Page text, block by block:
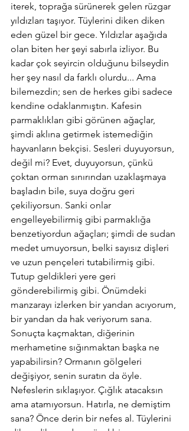
iterek, toprağa sürünerek gelen rüzgar
yıldızları taşıyor. Tüylerini diken diken
eden güzel bir gece. Yıldızlar aşağıda
olan biten her şeyi sabırla izliyor. Bu
kadar çok seyircin olduğunu bilseydin
her şey nasıl da farklı olurdu... Ama
bilemezdin; sen de herkes gibi sadece
kendine odaklanmıştın. Kafesin
parmaklıkları gibi görünen ağaçlar,
şimdi aklına getirmek istemediğin
hayvanların bekçisi. Sesleri duyuyorsun,
değil mi? Evet, duyuyorsun, çünkü
çoktan orman sınırından uzaklaşmaya
başladın bile, suya doğru geri
çekiliyorsun. Sanki onlar
engelleyebilirmiş gibi parmaklığa
benzetiyordun ağaçları; şimdi de sudan
medet umuyorsun, belki sayısız dişleri
ve uzun pençeleri tutabilirmiş gibi.
Tutup geldikleri yere geri
gönderebilirmiş gibi. Önümdeki
manzarayı izlerken bir yandan acıyorum,
bir yandan da hak veriyorum sana.
Sonuçta kaçmaktan, diğerinin
merhametine sığınmaktan başka ne
yapabilirsin? Ormanın gölgeleri
değişiyor, senin suratın da öyle.
Nefeslerin sıklaşıyor. Çığlık atacaksın
ama atamıyorsun. Hatırla, ne demiştim
sana? Önce derin bir nefes al. Tüylerini